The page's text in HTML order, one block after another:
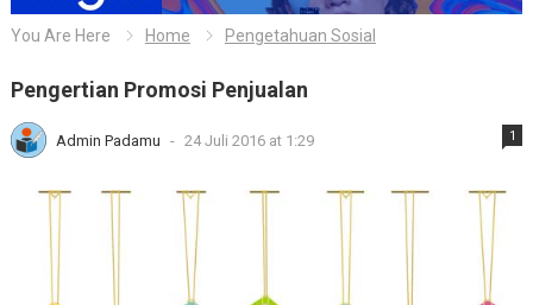
You Are Here Home Pengetahuan Sosial
Pengertian Promosi Penjualan
Admin Padamu - 24 Juli 2016 at 1:29 1